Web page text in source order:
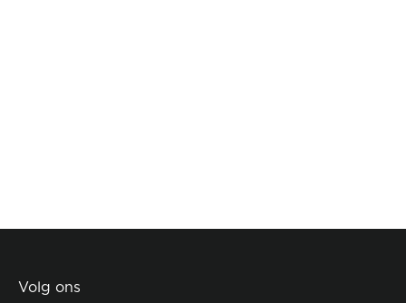
Volg ons